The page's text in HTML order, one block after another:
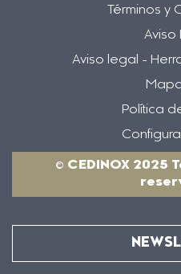
Términos y
Aviso
Aviso legal -
Política
© CEDINOX 2025